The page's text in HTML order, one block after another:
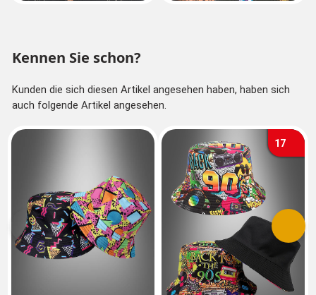
Kennen Sie schon?
Kunden die sich diesen Artikel angesehen haben, haben sich
auch folgende Artikel angesehen.
17
Vorherige